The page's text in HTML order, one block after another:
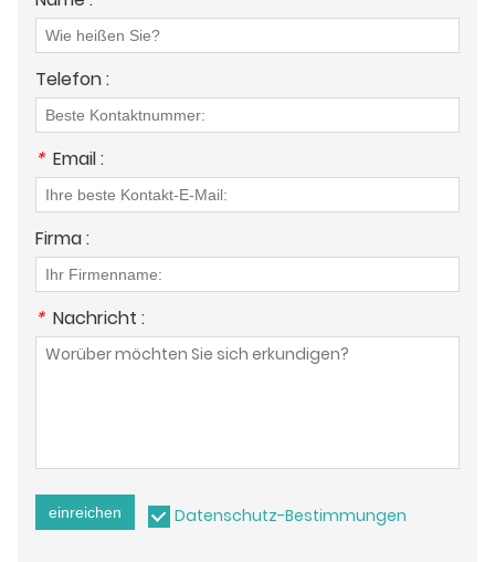
Telefon :
* Email :
Firma :
* Nachricht :
einreichen Datenschutz-Bestimmungen